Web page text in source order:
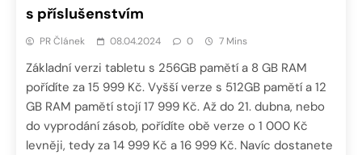
s příslušenstvím
PR Článek 08.04.2024 0 7 Mins
Základní verzi tabletu s 256GB pamětí a 8 GB RAM
pořídíte za 15 999 Kč. Vyšší verze s 512GB pamětí a 12
GB RAM pamětí stojí 17 999 Kč. Až do 21. dubna, nebo
do vyprodání zásob, pořídíte obě verze o 1 000 Kč
levněji, tedy za 14 999 Kč a 16 999 Kč. Navíc dostanete